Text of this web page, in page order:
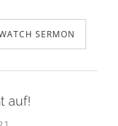
SERMON
auf!